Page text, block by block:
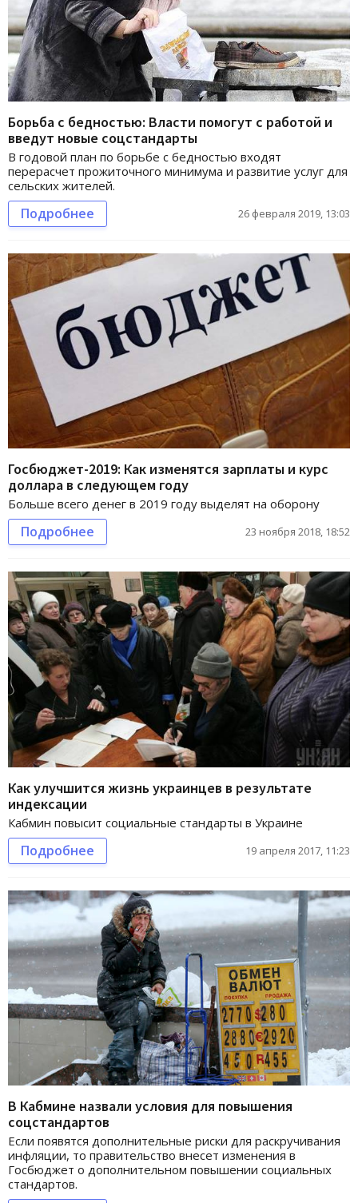
Борьба с бедностью: Власти помогут с работой и
введут новые соцстандарты
В годовой план по борьбе с бедностью входят
перерасчет прожиточного минимума и развитие услуг для
сельских жителей.
Подробнее 26 февраля 2019, 13:03
Госбюджет-2019: Как изменятся зарплаты и курс
доллара в следующем году
Больше всего денег в 2019 году выделят на оборону
Подробнее 23 ноября 2018, 18:52
Как улучшится жизнь украинцев в результате
индексации
Кабмин повысит социальные стандарты в Украине
Подробнее 19 апреля 2017, 11:23
В Кабмине назвали условия для повышения
соцстандартов
Если появятся дополнительные риски для раскручивания
инфляции, то правительство внесет изменения в
Госбюджет о дополнительном повышении социальных
стандартов.